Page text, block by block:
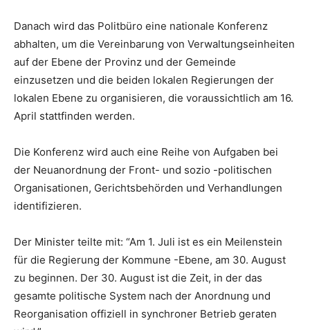
Danach wird das Politbüro eine nationale Konferenz
abhalten, um die Vereinbarung von Verwaltungseinheiten
auf der Ebene der Provinz und der Gemeinde
einzusetzen und die beiden lokalen Regierungen der
lokalen Ebene zu organisieren, die voraussichtlich am 16.
April stattfinden werden.
Die Konferenz wird auch eine Reihe von Aufgaben bei
der Neuanordnung der Front- und sozio -politischen
Organisationen, Gerichtsbehörden und Verhandlungen
identifizieren.
Der Minister teilte mit: “Am 1. Juli ist es ein Meilenstein
für die Regierung der Kommune -Ebene, am 30. August
zu beginnen. Der 30. August ist die Zeit, in der das
gesamte politische System nach der Anordnung und
Reorganisation offiziell in synchroner Betrieb geraten